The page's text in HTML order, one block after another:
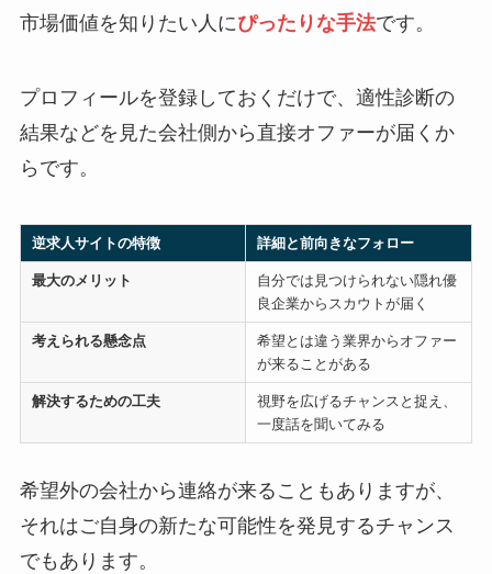
市場価値を知りたい人にぴったりな手法です。
プロフィールを登録しておくだけで、適性診断の
結果などを見た会社側から直接オファーが届くか
らです。
逆求人サイトの特徴 詳細と前向きなフォロー
最大のメリット
自分では見つけられない隠れ優
良企業からスカウトが届く
考えられる懸念点
希望とは違う業界からオファー
が来ることがある
解決するための工夫
視野を広げるチャンスと捉え、
一度話を聞いてみる
希望外の会社から連絡が来ることもありますが、
それはご自身の新たな可能性を発見するチャンス
でもあります。